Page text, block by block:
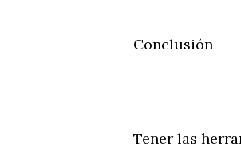
Conclusión
Tener las